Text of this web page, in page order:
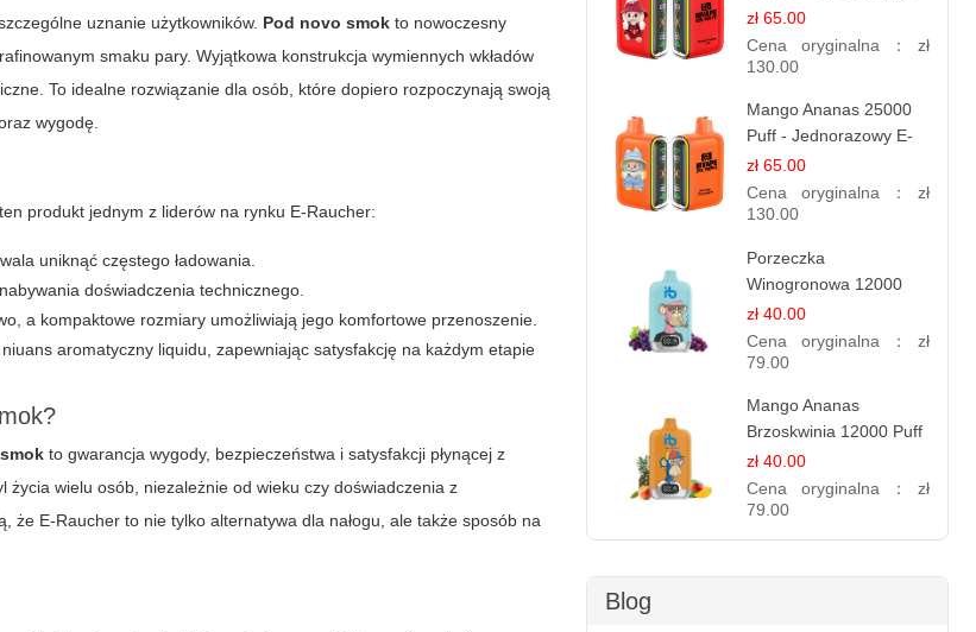
uznanie użytkowników. Pod novo smok to nowoczesny
smaku pary. Wyjątkowa konstrukcja wymiennych wkładów
To idealne rozwiązanie dla osób, które dopiero rozpoczynają swoją
wygodę.
produkt jednym z liderów na rynku E-Raucher:
uniknąć częstego ładowania.
doświadczenia technicznego.
a kompaktowe rozmiary umożliwiają jego komfortowe przenoszenie.
aromatyczny liquidu, zapewniając satysfakcję na każdym etapie
to gwarancja wygody, bezpieczeństwa i satysfakcji płynącej z
życia wielu osób, niezależnie od wieku czy doświadczenia z
że E-Raucher to nie tylko alternatywa dla nałogu, ale także sposób na
E-papieros
Jednorazowy
zł 65.00
Cena oryginalna： zł
130.00
Mango Ananas 25000
Puff - Jednorazowy E-
papieros | Egzotyczny
Smak
zł 65.00
Cena oryginalna： zł
130.00
Porzeczka
Winogronowa 12000
Puffów | Jednorazowy
E-papieros | Owocowy
Miks
zł 40.00
Cena oryginalna： zł
79.00
Mango Ananas
Brzoskwinia 12000 Puff
| Jednorazowy E-
papieros | Tropikalny
Smak
zł 40.00
Cena oryginalna： zł
79.00
Blog